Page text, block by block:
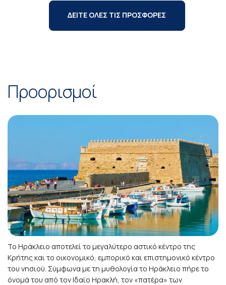
ΔΕΙΤΕ ΟΛΕΣ ΤΙΣ ΠΡΟΣΦΟΡΕΣ
Προορισμοί
Το Ηράκλειο αποτελεί το μεγαλύτερο αστικό κέντρο της
Κρήτης και το οικονομικό, εμπορικό και επιστημονικό κέντρο
του νησιού. Σύμφωνα με τη μυθολογία το Ηράκλειο πήρε το
όνομά του από τον Ιδαίο Ηρακλή, τον «πατέρα» των